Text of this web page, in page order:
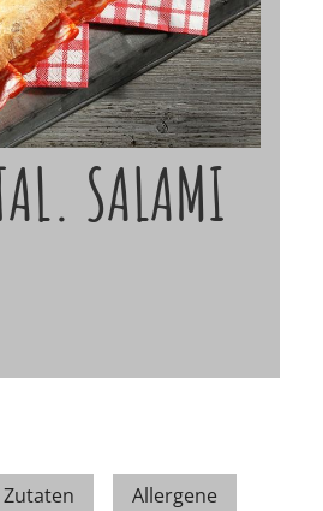
SALAMI
Zutaten Allergene